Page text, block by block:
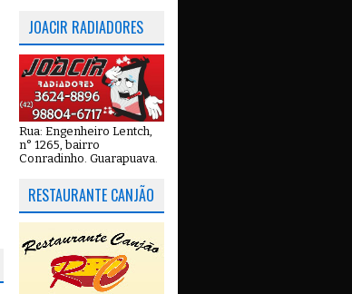
JOACIR RADIADORES
Rua: Engenheiro Lentch,
n° 1265, bairro
Conradinho. Guarapuava.
RESTAURANTE CANJÃO